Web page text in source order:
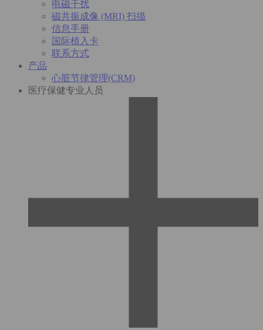
电磁干扰
磁共振成像 (MRI) 扫描
信息手册
国际植入卡
联系方式
产品
心脏节律管理(CRM)
医疗保健专业人员